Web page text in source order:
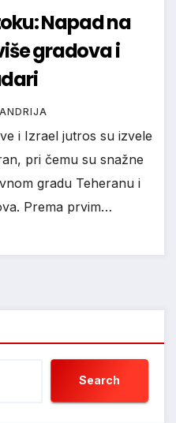
Napad na
gradova i
ANDRIJA
i Izrael jutros su izvele
pri čemu su snažne
gradu Teheranu i
Prema prvim…
Search